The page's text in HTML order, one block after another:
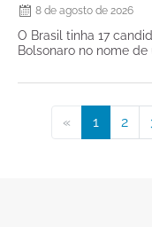
8 de agosto de 2026
O Brasil tinha 17
Bolsonaro no nome
« 1 2